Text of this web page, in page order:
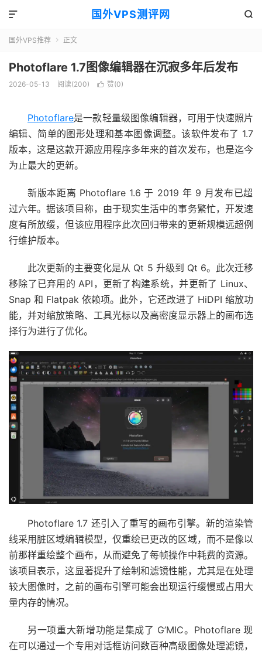
国外VPS测评网 

国外VPS推荐  正文
Photoflare 1.7图像编辑器在沉寂多年后发布
2026-05-13 阅读(200)  赞(0)
Photoflare是一款轻量级图像编辑器，可用于快速照片
编辑、简单的图形处理和基本图像调整。该软件发布了 1.7
版本，这是这款开源应用程序多年来的首次发布，也是迄今
为止最大的更新。
新版本距离 Photoflare 1.6 于 2019 年 9 月发布已超
过六年。据该项目称，由于现实生活中的事务繁忙，开发速
度有所放缓，但该应用程序此次回归带来的更新规模远超例
行维护版本。
此次更新的主要变化是从 Qt 5 升级到 Qt 6。此次迁移
移除了已弃用的 API，更新了构建系统，并更新了 Linux、
Snap 和 Flatpak 依赖项。此外，它还改进了 HiDPI 缩放功
能，并对缩放策略、工具光标以及高密度显示器上的画布选
择行为进行了优化。
Photoflare 1.7 还引入了重写的画布引擎。新的渲染管
线采用脏区域编辑模型，仅重绘已更改的区域，而不是像以
前那样重绘整个画布，从而避免了每帧操作中耗费的资源。
该项目表示，这显著提升了绘制和滤镜性能，尤其是在处理
较大图像时，之前的画布引擎可能会出现运行缓慢或占用大
量内存的情况。
另一项重大新增功能是集成了 G’MIC。Photoflare 现
在可以通过一个专用对话框访问数百种高级图像处理滤镜，